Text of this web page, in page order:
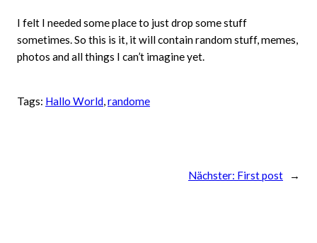
I felt I needed some place to just drop some stuff
sometimes. So this is it, it will contain random stuff, memes,
photos and all things I can’t imagine yet.
Tags: Hallo World, randome
Nächster: First post →